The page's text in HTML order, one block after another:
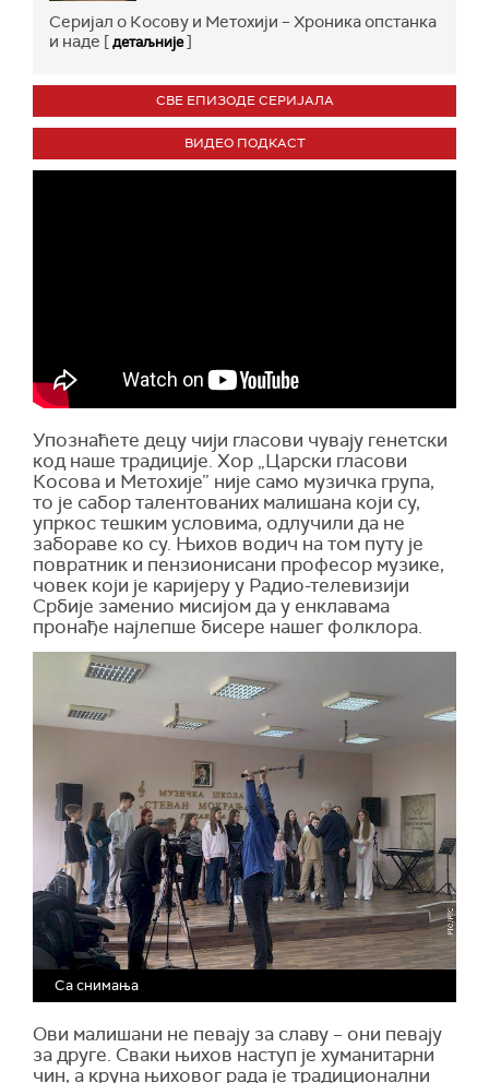
Серијал о Косову и Метохији – Хроника опстанка
и наде [детаљније]
СВЕ ЕПИЗОДЕ СЕРИЈАЛА
ВИДЕО ПОДКАСТ
Упознаћете децу чији гласови чувају генетски
код наше традиције. Хор „Царски гласови
Косова и Метохије” није само музичка група,
то је сабор талентованих малишана који су,
упркос тешким условима, одлучили да не
забораве ко су. Њихов водич на том путу је
повратник и пензионисани професор музике,
човек који је каријеру у Радио-телевизији
Србије заменио мисијом да у енклавама
пронађе најлепше бисере нашег фолклора.
Са снимања
Ови малишани не певају за славу – они певају
за друге. Сваки њихов наступ је хуманитарни
чин, а круна њиховог рада је традиционални